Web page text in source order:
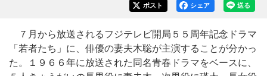
送る
シェア
ポスト
７月から放送されるフジテレビ開局５５周年記念ドラマ
「若者たち」に、俳優の妻夫木聡が主演することが分かっ
た。１９６６年に放送された同名青春ドラマをベースに、